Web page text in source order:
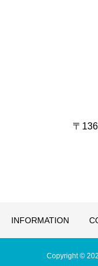
〒
INFORMATION
Copyright ©